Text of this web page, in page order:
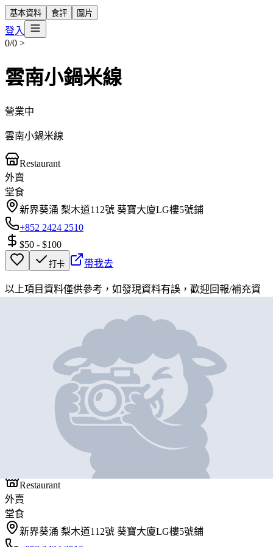
基本資料 食評 圖片
登入
0/0 >
雲南小鍋米線
營業中
雲南小鍋米線
Restaurant
外賣
堂食
新界葵涌 梨木道112號 葵寶大廈LG樓5號鋪
+852 2424 2510
$50 - $100
打卡 帶我去
以上項目資料僅供參考，如發現資料有誤，歡迎回報/補充資
雲南小鍋米線
Restaurant
外賣
堂食
新界葵涌 梨木道112號 葵寶大廈LG樓5號鋪